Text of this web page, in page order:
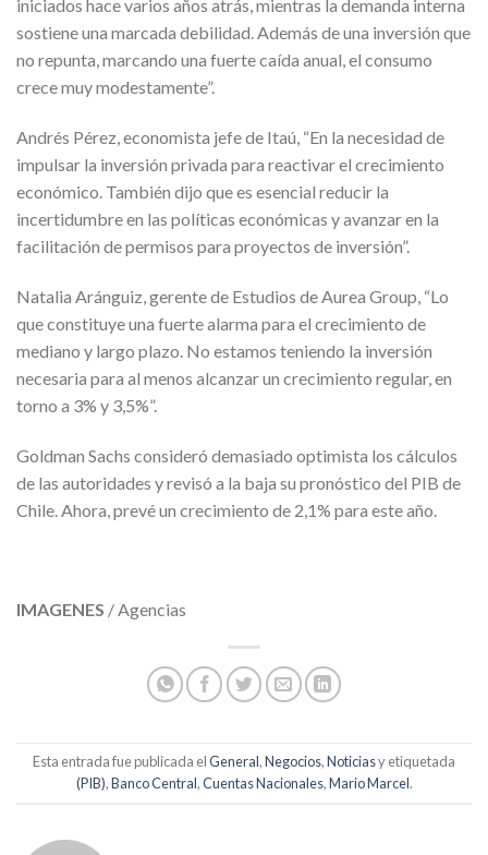
iniciados hace varios años atrás, mientras la demanda interna
sostiene una marcada debilidad. Además de una inversión que
no repunta, marcando una fuerte caída anual, el consumo
crece muy modestamente”.
Andrés Pérez, economista jefe de Itaú, “En la necesidad de
impulsar la inversión privada para reactivar el crecimiento
económico. También dijo que es esencial reducir la
incertidumbre en las políticas económicas y avanzar en la
facilitación de permisos para proyectos de inversión”.
Natalia Aránguiz, gerente de Estudios de Aurea Group, “Lo
que constituye una fuerte alarma para el crecimiento de
mediano y largo plazo. No estamos teniendo la inversión
necesaria para al menos alcanzar un crecimiento regular, en
torno a 3% y 3,5%”.
Goldman Sachs consideró demasiado optimista los cálculos
de las autoridades y revisó a la baja su pronóstico del PIB de
Chile. Ahora, prevé un crecimiento de 2,1% para este año.
IMAGENES / Agencias
Esta entrada fue publicada elGeneral,Negocios,Noticiasy etiquetada
(PIB),Banco Central,Cuentas Nacionales,Mario Marcel.